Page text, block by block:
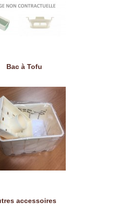
Bac à Tofu
accessoires